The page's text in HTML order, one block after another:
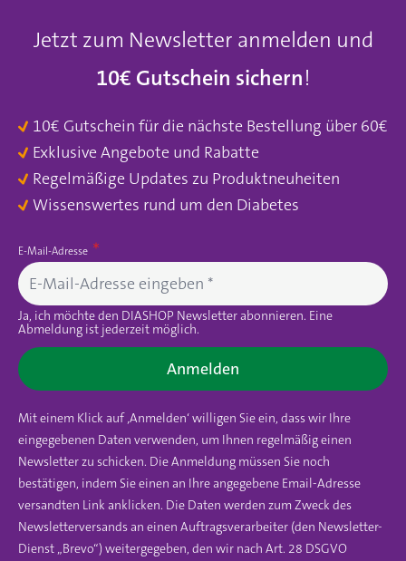
Jetzt zum Newsletter anmelden und
10€ Gutschein sichern!
10€ Gutschein für die nächste Bestellung über 60€
Exklusive Angebote und Rabatte
Regelmäßige Updates zu Produktneuheiten
Wissenswertes rund um den Diabetes
E-Mail-Adresse
Ja, ich möchte den DIASHOP Newsletter abonnieren. Eine
Abmeldung ist jederzeit möglich.
Anmelden
Mit einem Klick auf ‚Anmelden‘ willigen Sie ein, dass wir Ihre
eingegebenen Daten verwenden, um Ihnen regelmäßig einen
Newsletter zu schicken. Die Anmeldung müssen Sie noch
bestätigen, indem Sie einen an Ihre angegebene Email-Adresse
versandten Link anklicken. Die Daten werden zum Zweck des
Newsletterversands an einen Auftragsverarbeiter (den Newsletter-
Dienst „Brevo“) weitergegeben, den wir nach Art. 28 DSGVO